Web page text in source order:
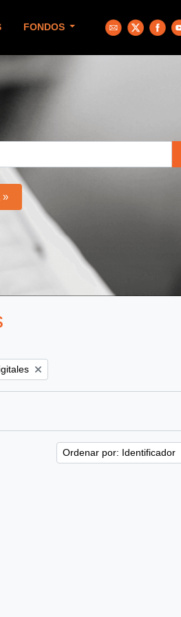
FONDOS
»
Ordenar por: Identificador